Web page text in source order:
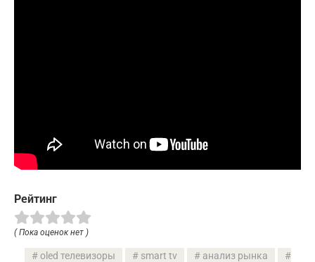
Рейтинг
( Пока оценок нет )
oled телевизоры smart tv
анализ рынка